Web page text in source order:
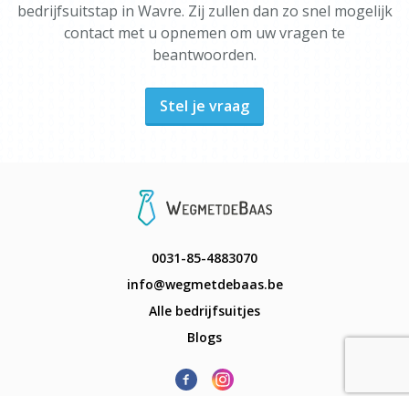
bedrijfsuitstap in Wavre. Zij zullen dan zo snel mogelijk
contact met u opnemen om uw vragen te
beantwoorden.
Stel je vraag
0031-85-4883070
info@wegmetdebaas.be
Alle bedrijfsuitjes
Blogs